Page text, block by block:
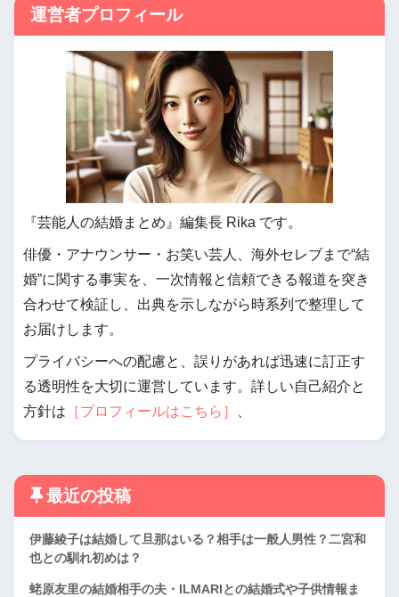
運営者プロフィール
『芸能人の結婚まとめ』編集長 Rika です。
俳優・アナウンサー・お笑い芸人、海外セレブまで“結
婚”に関する事実を、一次情報と信頼できる報道を突き
合わせて検証し、出典を示しながら時系列で整理して
お届けします。
プライバシーへの配慮と、誤りがあれば迅速に訂正す
る透明性を大切に運営しています。詳しい自己紹介と
方針は ［プロフィールはこちら］
最近の投稿
伊藤綾子は結婚して旦那はいる？相手は一般人男性？二宮和
也との馴れ初めは？
蛯原友里の結婚相手の夫・ILMARIとの結婚式や子供情報ま